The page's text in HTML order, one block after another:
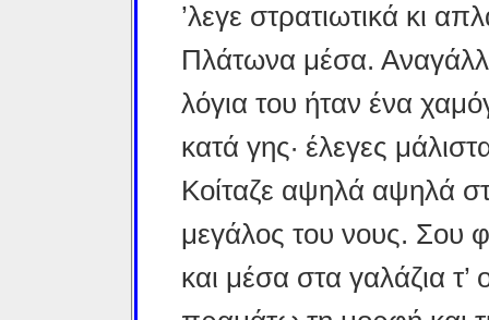
’λεγε στρατιωτικά κι
Πλάτωνα μέσα.
λόγια του ήταν ένα
κατά γης· έλεγες
Κοίταζε αψηλά αψηλά
μεγάλος του νους. Σου
και μέσα στα γαλάζια